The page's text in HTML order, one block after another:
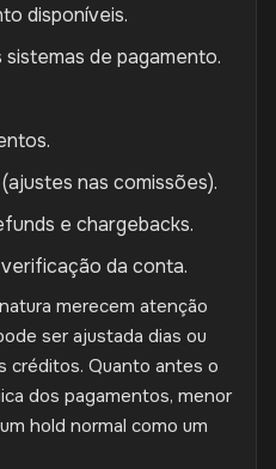
disponíveis.
de pagamento.
nas comissões).
e chargebacks.
da conta.
merecem atenção
ser ajustada dias ou
créditos. Quanto antes o
dos pagamentos, menor
hold normal como um